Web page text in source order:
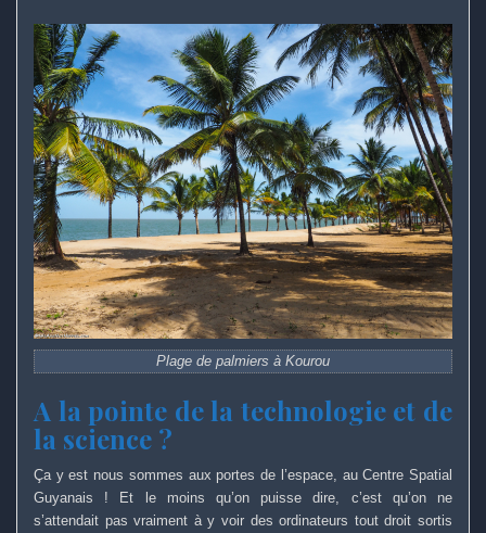
Plage de palmiers à Kourou
A la pointe de la technologie et de
la science ?
Ça y est nous sommes aux portes de l’espace, au Centre Spatial
Guyanais ! Et le moins qu’on puisse dire, c’est qu’on ne
s’attendait pas vraiment à y voir des ordinateurs tout droit sortis